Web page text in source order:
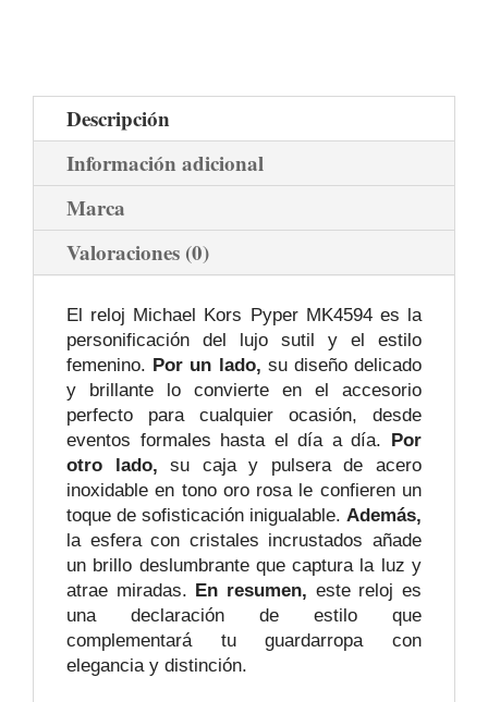
Descripción
Información adicional
Marca
Valoraciones (0)
El reloj Michael Kors Pyper MK4594 es la
personificación del lujo sutil y el estilo
femenino. Por un lado, su diseño delicado
y brillante lo convierte en el accesorio
perfecto para cualquier ocasión, desde
eventos formales hasta el día a día.
Por
otro lado, su caja y pulsera de acero
inoxidable en tono oro rosa le confieren un
toque de sofisticación inigualable. Además,
la esfera con cristales incrustados añade
un brillo deslumbrante que captura la luz y
atrae miradas. En resumen, este reloj es
una declaración de estilo que
complementará tu guardarropa con
elegancia y distinción.